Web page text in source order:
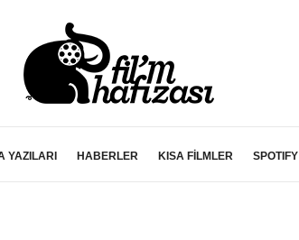
YAZILARI HABERLER KISA FİLMLER SPOTIFY